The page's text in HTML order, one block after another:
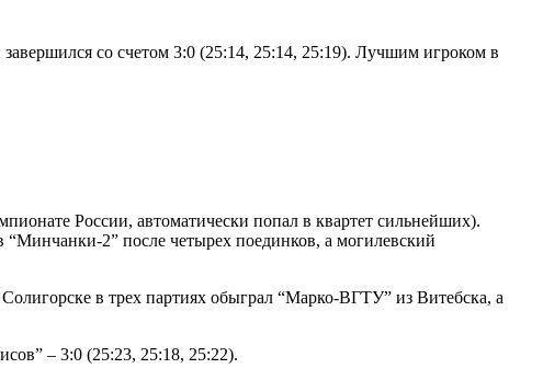
со счетом 3:0 (25:14, 25:14, 25:19). Лучшим игроком в
России, автоматически попал в квартет сильнейших).
“Минчанки-2” после четырех поединков, а могилевский
в трех партиях обыграл “Марко-ВГТУ” из Витебска, а
– 3:0 (25:23, 25:18, 25:22).